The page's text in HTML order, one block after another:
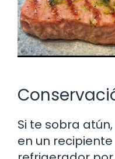
Si te sobra
en un